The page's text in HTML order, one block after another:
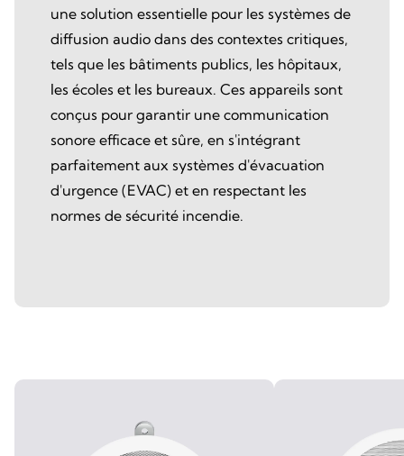
une solution essentielle pour les systèmes de
diffusion audio dans des contextes critiques,
tels que les bâtiments publics, les hôpitaux,
les écoles et les bureaux. Ces appareils sont
conçus pour garantir une communication
sonore efficace et sûre, en s'intégrant
parfaitement aux systèmes d'évacuation
d'urgence (EVAC) et en respectant les
normes de sécurité incendie.